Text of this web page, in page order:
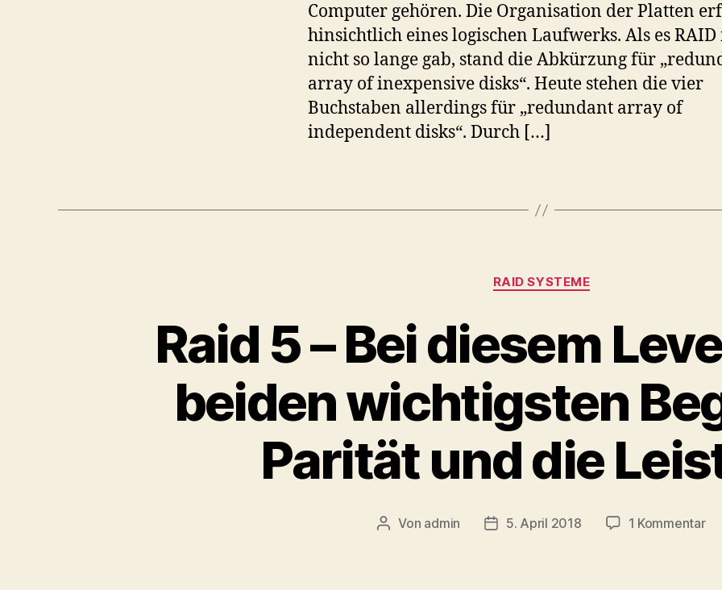
Computer gehören. Die Organisation der Platten
hinsichtlich eines logischen Laufwerks. Als es RAID
nicht so lange gab, stand die Abkürzung für
array of inexpensive disks“. Heute stehen die vier
Buchstaben allerdings für „redundant array of
independent disks“. Durch […]
Kategorien
RAID SYSTEME
Raid 5 – Bei diesem
beiden wichtigsten
Parität und die
Beitragsautor
Von admin Veröffentlichungsdatum
5. April 2018 1 Kommentarzu